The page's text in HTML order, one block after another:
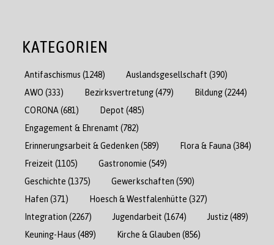
KATEGORIEN
Antifaschismus (1248) Auslandsgesellschaft (390)
AWO (333) Bezirksvertretung(479) Bildung(2244)
CORONA (681) Depot (485)
Engagement & Ehrenamt (782)
Erinnerungsarbeit & Gedenken (589) Flora & Fauna (384)
Freizeit (1105) Gastronomie (549)
Geschichte (1375) Gewerkschaften (590)
Hafen (371) Hoesch & Westfalenhütte (327)
Integration (2267) Jugendarbeit (1674) Justiz(489)
Keuning-Haus (489) Kirche & Glauben (856)